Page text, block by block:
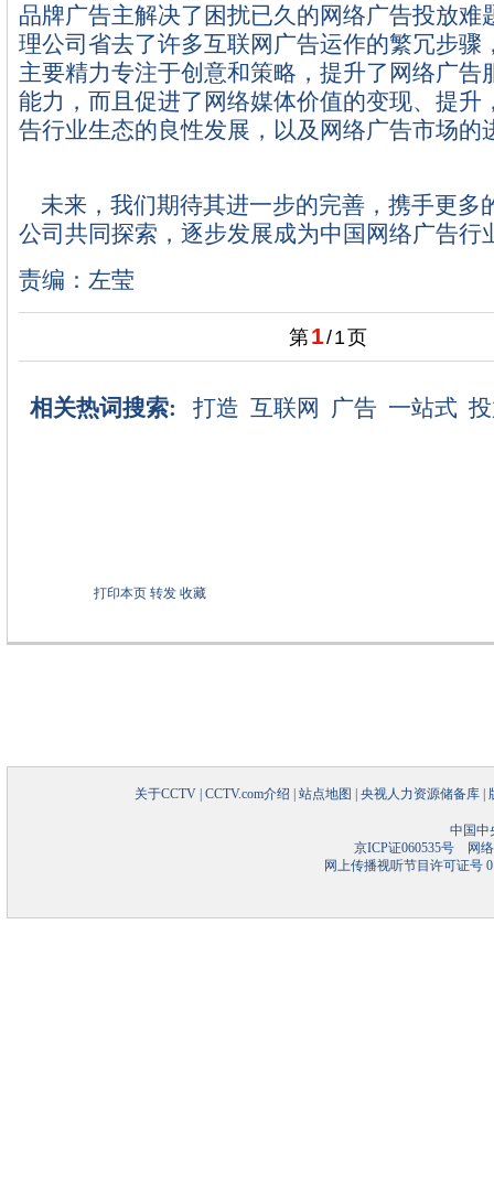
品牌广告主解决了困扰已久的网络广告投放难
理公司省去了许多互联网广告运作的繁冗步骤
主要精力专注于创意和策略，提升了网络广告
能力，而且促进了网络媒体价值的变现、提升
告行业生态的良性发展，以及网络广告市场的
未来，我们期待其进一步的完善，携手更多
公司共同探索，逐步发展成为中国网络广告行
责编：左莹
第1/1页
相关热词搜索: 打造 互联网 广告 一站式
打印本页 转发 收藏
关于CCTV CCTV.com介绍 站点地图 央视人力资源储备库
中国中
京ICP证060535号网络
网上传播视听节目许可证号